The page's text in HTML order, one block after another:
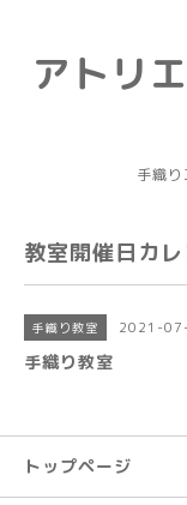
アトリ
手織
教室開催日カ
手織り教室 2021-
手織り教室
トップページ